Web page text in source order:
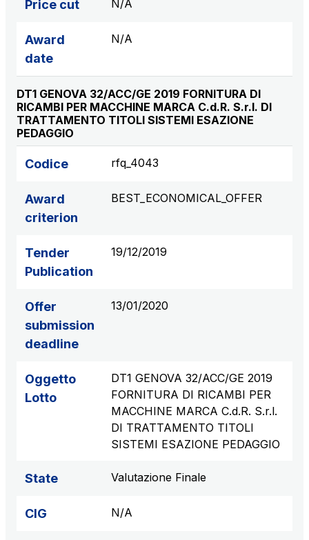
Price cut N/A
Award
date
N/A
DT1 GENOVA 32/ACC/GE 2019 FORNITURA DI
RICAMBI PER MACCHINE MARCA C.d.R. S.r.l. DI
TRATTAMENTO TITOLI SISTEMI ESAZIONE
PEDAGGIO
Codice rfq_4043
Award
criterion
BEST_ECONOMICAL_OFFER
Tender
Publication
19/12/2019
Offer
submission
deadline
13/01/2020
Oggetto
Lotto
DT1 GENOVA 32/ACC/GE 2019
FORNITURA DI RICAMBI PER
MACCHINE MARCA C.d.R. S.r.l.
DI TRATTAMENTO TITOLI
SISTEMI ESAZIONE PEDAGGIO
State Valutazione Finale
CIG N/A